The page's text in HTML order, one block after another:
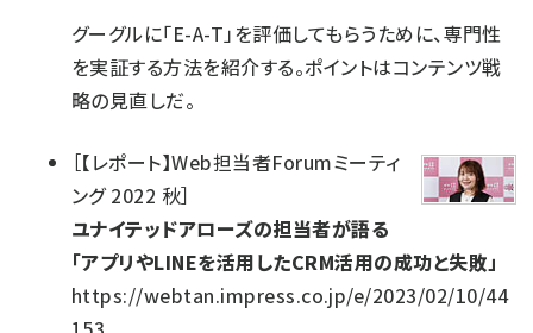
グーグルに「E-A-T」を評価してもらうために、専門性
を実証する方法を紹介する。ポイントはコンテンツ戦
略の見直しだ。
［【レポート】Web担当者Forumミーティ
ング 2022 秋］
ユナイテッドアローズの担当者が語る
「アプリやLINEを活用したCRM活用の成功と失敗」
https://webtan.impress.co.jp/e/2023/02/10/44